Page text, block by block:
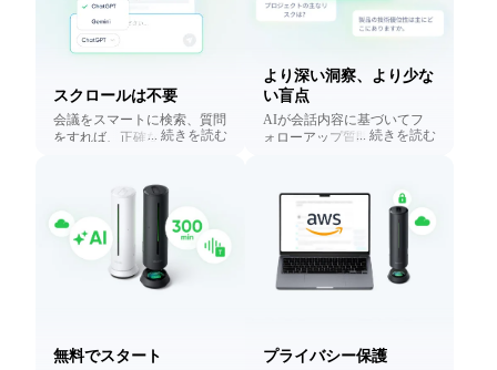
スクロールは不要
会議をスマートに検索、質問
をすれば、正確なタイムスタ
... 続きを読む
より深い洞察、より少な
い盲点
AIが会話内容に基づいてフ
ォローアップ質問を提案しま
す。
... 続きを読む
無料でスタート プライバシー保護